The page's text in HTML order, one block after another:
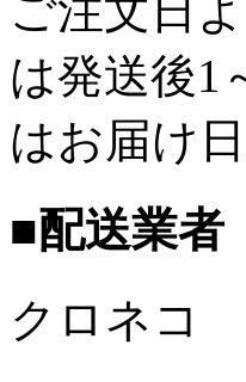
ご注文日
は発送後1
はお届け
■配送業者
クロネコ